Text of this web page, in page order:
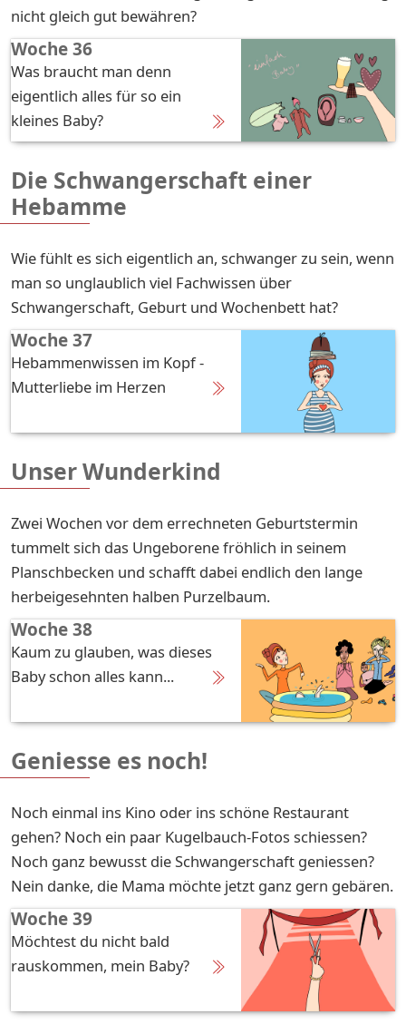
nicht gleich gut bewähren?
Woche 36
Was braucht man denn
eigentlich alles für so ein
kleines Baby?
Die Schwangerschaft einer
Hebamme
Wie fühlt es sich eigentlich an, schwanger zu sein, wenn
man so unglaublich viel Fachwissen über
Schwangerschaft, Geburt und Wochenbett hat?
Woche 37
Hebammenwissen im Kopf -
Mutterliebe im Herzen
Unser Wunderkind
Zwei Wochen vor dem errechneten Geburtstermin
tummelt sich das Ungeborene fröhlich in seinem
Planschbecken und schafft dabei endlich den lange
herbeigesehnten halben Purzelbaum.
Woche 38
Kaum zu glauben, was dieses
Baby schon alles kann...
Geniesse es noch!
Noch einmal ins Kino oder ins schöne Restaurant
gehen? Noch ein paar Kugelbauch-Fotos schiessen?
Noch ganz bewusst die Schwangerschaft geniessen?
Nein danke, die Mama möchte jetzt ganz gern gebären.
Woche 39
Möchtest du nicht bald
rauskommen, mein Baby?